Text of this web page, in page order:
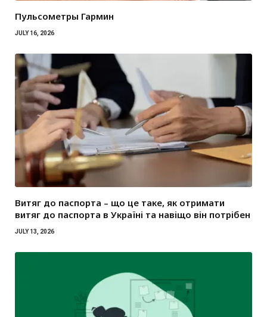
Пульсометры Гармин
JULY 16, 2026
Витяг до паспорта – що це таке, як отримати
витяг до паспорта в Україні та навіщо він потрібен
JULY 13, 2026